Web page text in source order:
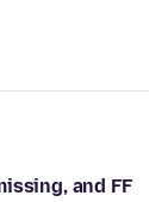
and FF